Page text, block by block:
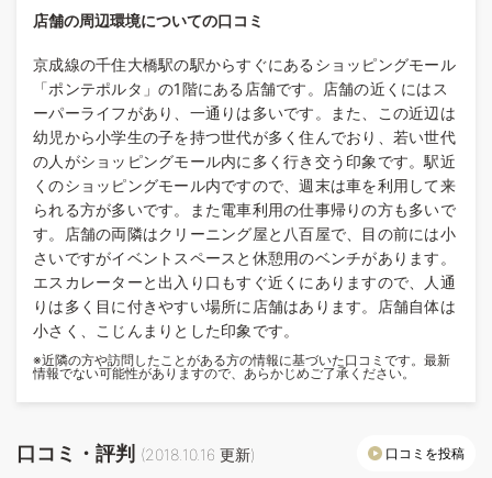
店舗の周辺環境についての口コミ
京成線の千住大橋駅の駅からすぐにあるショッピングモール
「ポンテポルタ」の1階にある店舗です。店舗の近くにはス
ーパーライフがあり、一通りは多いです。また、この近辺は
幼児から小学生の子を持つ世代が多く住んでおり、若い世代
の人がショッピングモール内に多く行き交う印象です。駅近
くのショッピングモール内ですので、週末は車を利用して来
られる方が多いです。また電車利用の仕事帰りの方も多いで
す。店舗の両隣はクリーニング屋と八百屋で、目の前には小
さいですがイベントスペースと休憩用のベンチがあります。
エスカレーターと出入り口もすぐ近くにありますので、人通
りは多く目に付きやすい場所に店舗はあります。店舗自体は
小さく、こじんまりとした印象です。
※近隣の方や訪問したことがある方の情報に基づいた口コミです。最新
情報でない可能性がありますので、あらかじめご了承ください。
口コミ・評判 (2018.10.16 更新) 口コミを投稿